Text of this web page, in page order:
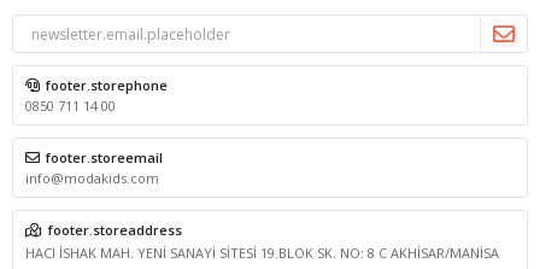
footer.storephone
0850 711 14 00
footer.storeemail
info@modakids.com
footer.storeaddress
HACI İSHAK MAH. YENİ SANAYİ SİTESİ 19.BLOK SK. NO: 8 C AKHİSAR/MANİSA